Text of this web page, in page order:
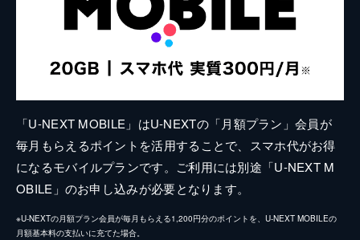
「U-NEXT MOBILE」はU-NEXTの「月額プラン」会員が
毎月もらえるポイントを活用することで、スマホ代がお得
になるモバイルプランです。ご利用には別途「U-NEXT M
OBILE」のお申し込みが必要となります。
※U-NEXTの月額プラン会員が毎月もらえる1,200円分のポイントを、U-NEXT MOBILEの
月額基本料の支払いに充てた場合。